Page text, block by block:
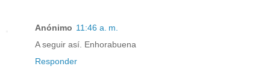
Anónimo 11:46 a. m.
A seguir así. Enhorabuena
Responder